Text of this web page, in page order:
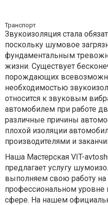
Транспорт
Звукоизоляция стала
поскольку шумовое
фундаментальным
жизни. Существует
порождающих
необходимостью
относится к звуковым
автомобилем при работе
различные причины
плохой изоляции
производителями и
Наша Мастерская VIT-
предлагает услугу
выполняем свою работу
профессиональном уровне
сфере. На нашем